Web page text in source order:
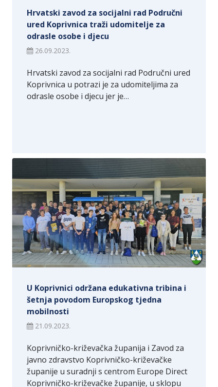
Hrvatski zavod za socijalni rad Područni
ured Koprivnica traži udomitelje za
odrasle osobe i djecu
26.09.2023.
Hrvatski zavod za socijalni rad Područni ured
Koprivnica u potrazi je za udomiteljima za
odrasle osobe i djecu jer je…
U Koprivnici održana edukativna tribina i
šetnja povodom Europskog tjedna
mobilnosti
21.09.2023.
Koprivničko-križevačka županija i Zavod za
javno zdravstvo Koprivničko-križevačke
županije u suradnji s centrom Europe Direct
Koprivničko-križevačke županije, u sklopu